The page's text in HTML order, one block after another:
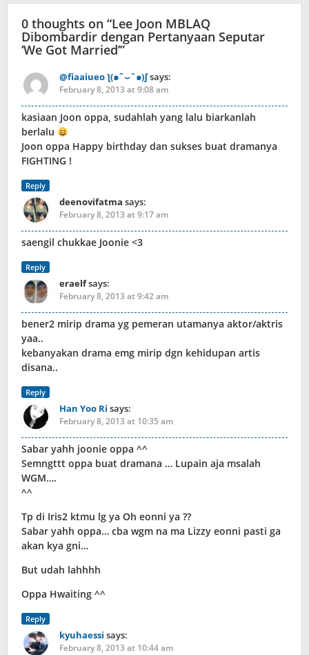
0 thoughts on “Lee Joon MBLAQ
Dibombardir dengan Pertanyaan Seputar
‘We Got Married’”
@fiaaiueo ƪ(๑ˆ⌣ˆ๑)∫says:
February 8, 2013 at 9:08 am
kasiaan Joon oppa, sudahlah yang lalu biarkanlah
berlalu
Joon oppa Happy birthday dan sukses buat dramanya
FIGHTING !
Reply
deenovifatma says:
February 8, 2013 at 9:17 am
saengil chukkae Joonie <3
Reply
eraelfsays:
February 8, 2013 at 9:42 am
bener2 mirip drama yg pemeran utamanya aktor/aktris
yaa..
kebanyakan drama emg mirip dgn kehidupan artis
disana..
Reply
Han Yoo Ri says:
February 8, 2013 at 10:35 am
Sabar yahh joonie oppa ^^
Semngttt oppa buat dramana … Lupain aja msalah
WGM….
^^
Tp di Iris2 ktmu lg ya Oh eonni ya ??
Sabar yahh oppa… cba wgm na ma Lizzy eonni pasti ga
akan kya gni…
But udah lahhhh
Oppa Hwaiting ^^
Reply
kyuhaessi says:
February 8, 2013 at 10:44 am